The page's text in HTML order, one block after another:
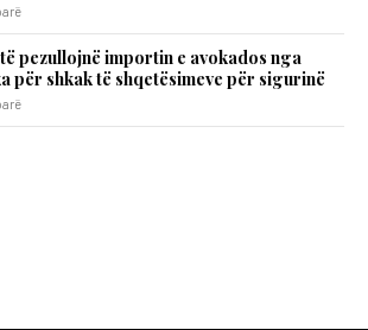
pezullojnë importin e avokados nga
për shkak të shqetësimeve për sigurinë